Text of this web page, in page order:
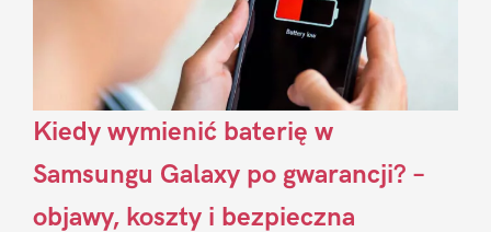
Kiedy wymienić baterię w
Samsungu Galaxy po gwarancji? –
objawy, koszty i bezpieczna